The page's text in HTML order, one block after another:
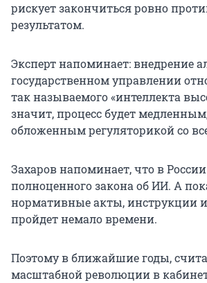
рискует закончиться ровно
результатом.
Эксперт напоминает: внедрение
государственном управлении
так называемого «интеллекта
значит, процесс будет
обложенным регуляторикой со
Захаров напоминает, что в
полноценного закона об ИИ. А
нормативные акты, инструкции
пройдет немало времени.
Поэтому в ближайшие годы,
масштабной революции в